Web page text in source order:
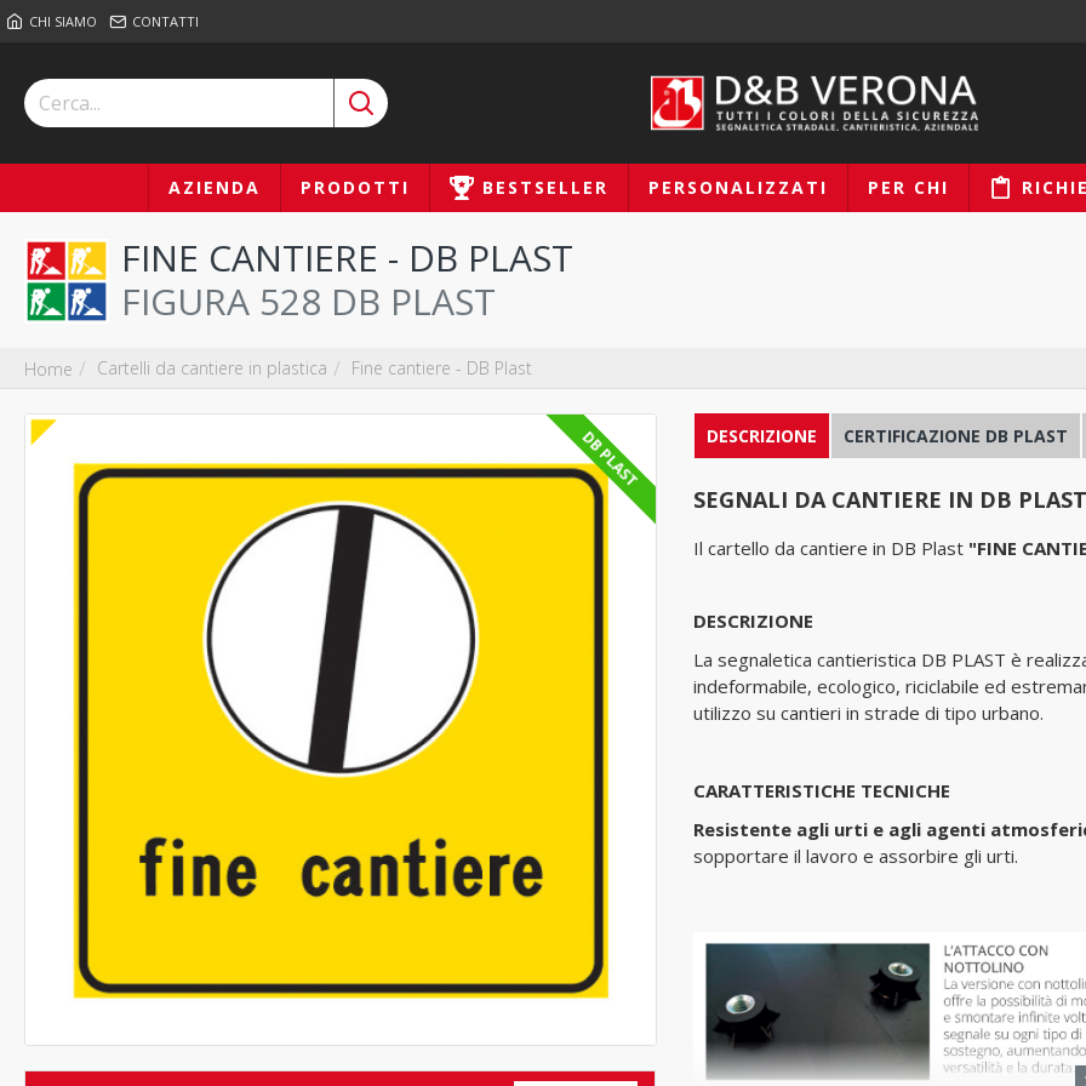
CHI SIAMO CONTATTI
AZIENDA PRODOTTI BESTSELLER PERSONALIZZATI PER CHI
Home Cartelli da cantiere in plastica Fine cantiere - DB Plast
FINE CANTIERE - DB PLAST
FIGURA 528 DB PLAST
DB PLAST DESCRIZIONE CERTIFICAZIONE DB PLAST
SEGNALI DA CANTIERE IN DB PLAST
Il cartello da cantiere in DB Plast "FINE
DESCRIZIONE
La segnaletica cantieristica DB PLAST è
indeformabile, ecologico, riciclabile ed
utilizzo su cantieri in strade di tipo urbano.
CARATTERISTICHE TECNICHE
Resistente agli urti e agli agenti
sopportare il lavoro e assorbire gli urti.